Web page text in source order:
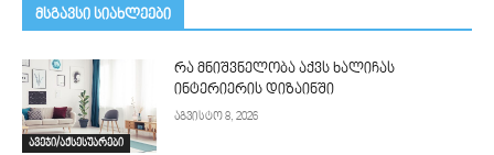
მსგავსი სიახლეები
ავეჯი/აქსესუარები
რა მნიშვნელობა აქვს ხალიჩას
ინტერიერის დიზაინში
აგვისტო 8, 2026